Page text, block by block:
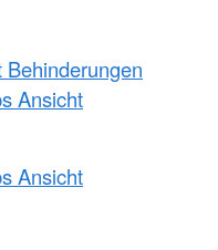
Ansicht
Ansicht